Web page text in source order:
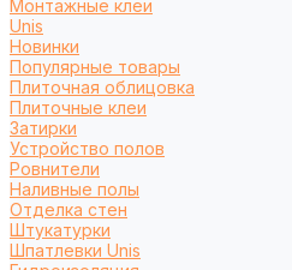
Монтажные клеи
Unis
Новинки
Популярные товары
Плиточная облицовка
Плиточные клеи
Затирки
Устройство полов
Ровнители
Наливные полы
Отделка стен
Штукатурки
Шпатлевки Unis